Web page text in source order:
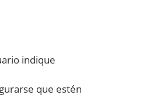
indique
que estén